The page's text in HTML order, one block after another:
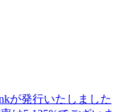
が発行いたしました